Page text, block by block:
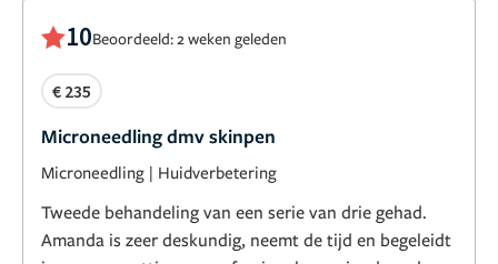
10Beoordeeld: 2 weken geleden
€ 235
Microneedling dmv skinpen
Microneedling | Huidverbetering
Tweede behandeling van een serie van drie gehad.
Amanda is zeer deskundig, neemt de tijd en begeleidt